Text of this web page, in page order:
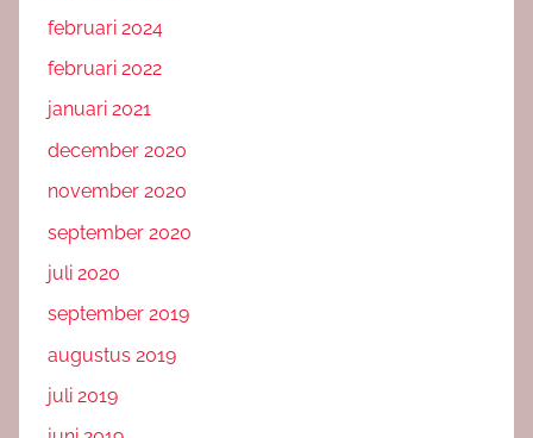
februari 2024
februari 2022
januari 2021
december 2020
november 2020
september 2020
juli 2020
september 2019
augustus 2019
juli 2019